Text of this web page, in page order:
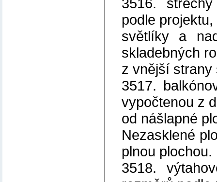
3516.
podle projektu,
světlíky a
skladebných
z vnější strany
3517.
vypočtenou z
od nášlapné
Nezasklené
plnou plochou.
3518.